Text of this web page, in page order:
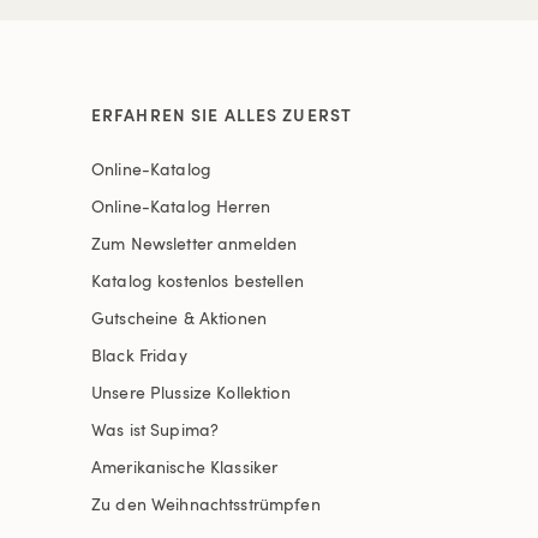
ERFAHREN SIE ALLES ZUERST
Online-Katalog
Online-Katalog Herren
Zum Newsletter anmelden
Katalog kostenlos bestellen
Gutscheine & Aktionen
Black Friday
Unsere Plussize Kollektion
Was ist Supima?
Amerikanische Klassiker
Zu den Weihnachtsstrümpfen